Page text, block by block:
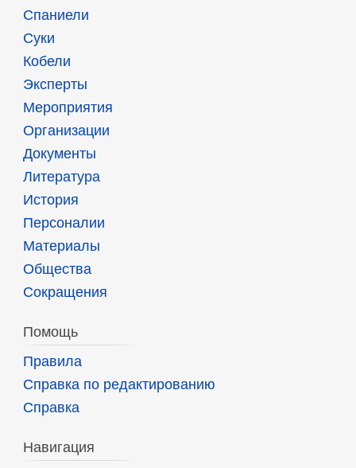
Спаниели
Суки
Кобели
Эксперты
Мероприятия
Организации
Документы
Литература
История
Персоналии
Материалы
Общества
Сокращения
Помощь
Правила
Справка по редактированию
Справка
Навигация